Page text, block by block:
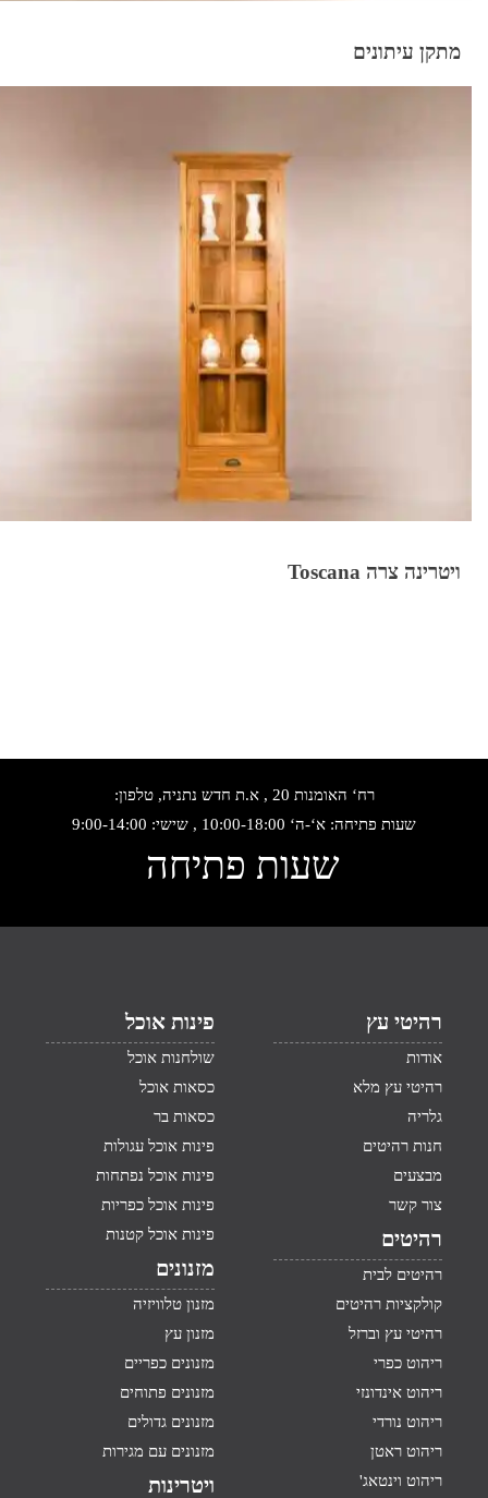
מתקן עיתונים
ויטרינה צרה Toscana
רח‘ האומנות 20 , א.ת חדש נתניה, טלפון:
שעות פתיחה: א‘-ה‘ 10:00-18:00 , שישי: 9:00-14:00
שעות פתיחה
רהיטי עץ
אודות
רהיטי עץ מלא
גלריה
חנות רהיטים
מבצעים
צור קשר
רהיטים
רהיטים לבית
קולקציות רהיטים
רהיטי עץ וברזל
ריהוט כפרי
ריהוט אינדונזי
ריהוט נורדי
ריהוט ראטן
ריהוט וינטאג'
פינות אוכל
שולחנות אוכל
כסאות אוכל
כסאות בר
פינות אוכל עגולות
פינות אוכל נפתחות
פינות אוכל כפריות
פינות אוכל קטנות
מזנונים
מזנון טלוויזיה
מזנון עץ
מזנונים כפריים
מזנונים פתוחים
מזנונים גדולים
מזנונים עם מגירות
ויטרינות